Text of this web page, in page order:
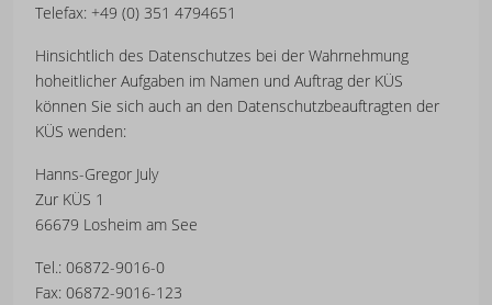
Telefax: +49 (0) 351 4794651
Hinsichtlich des Datenschutzes bei der Wahrnehmung
hoheitlicher Aufgaben im Namen und Auftrag der KÜS
können Sie sich auch an den Datenschutzbeauftragten der
KÜS wenden:
Hanns-Gregor July
Zur KÜS 1
66679 Losheim am See
Tel.: 06872-9016-0
Fax: 06872-9016-123